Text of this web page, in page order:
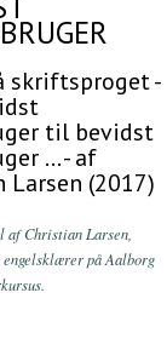
skriftsproget -
til bevidst
... - af
Larsen (2017)
af Christian Larsen,
engelsklærer på Aalborg